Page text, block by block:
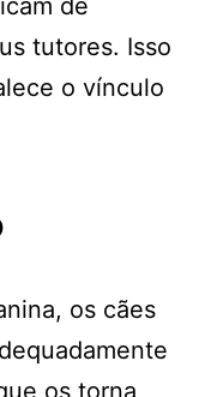
de
tutores. Isso
o vínculo
os cães
os torna